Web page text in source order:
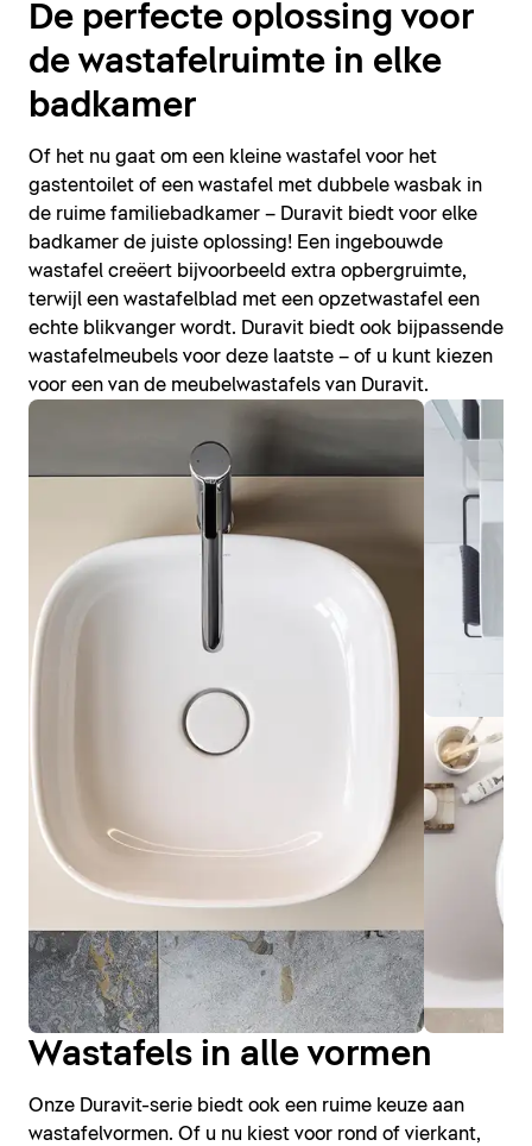
De perfecte oplossing voor
de wastafelruimte in elke
badkamer
Of het nu gaat om een kleine wastafel voor het
gastentoilet of een wastafel met dubbele wasbak in
de ruime familiebadkamer – Duravit biedt voor elke
badkamer de juiste oplossing! Een ingebouwde
wastafel creëert bijvoorbeeld extra opbergruimte,
terwijl een wastafelblad met een opzetwastafel een
echte blikvanger wordt. Duravit biedt ook bijpassende
wastafelmeubels voor deze laatste – of u kunt kiezen
voor een van de meubelwastafels van Duravit.
Wastafels in alle vormen
Onze Duravit-serie biedt ook een ruime keuze aan
wastafelvormen. Of u nu kiest voor rond of vierkant,